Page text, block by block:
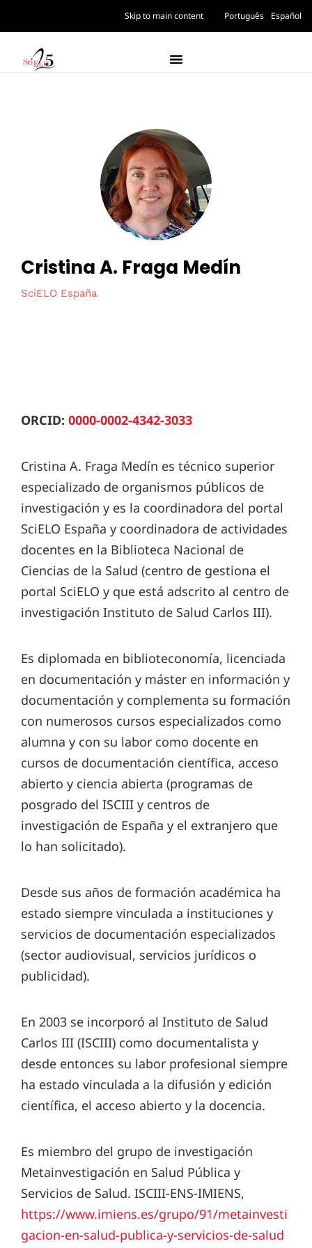
Skip to main content Português Español
Cristina A. Fraga Medín
SciELO España
ORCID: 0000-0002-4342-3033
Cristina A. Fraga Medín es técnico superior
especializado de organismos públicos de
investigación y es la coordinadora del portal
SciELO España y coordinadora de actividades
docentes en la Biblioteca Nacional de
Ciencias de la Salud (centro de gestiona el
portal SciELO y que está adscrito al centro de
investigación Instituto de Salud Carlos III).
Es diplomada en biblioteconomía, licenciada
en documentación y máster en información y
documentación y complementa su formación
con numerosos cursos especializados como
alumna y con su labor como docente en
cursos de documentación científica, acceso
abierto y ciencia abierta (programas de
posgrado del ISCIII y centros de
investigación de España y el extranjero que
lo han solicitado).
Desde sus años de formación académica ha
estado siempre vinculada a instituciones y
servicios de documentación especializados
(sector audiovisual, servicios jurídicos o
publicidad).
En 2003 se incorporó al Instituto de Salud
Carlos III (ISCIII) como documentalista y
desde entonces su labor profesional siempre
ha estado vinculada a la difusión y edición
científica, el acceso abierto y la docencia.
Es miembro del grupo de investigación
Metainvestigación en Salud Pública y
Servicios de Salud. ISCIII-ENS-IMIENS,
https://www.imiens.es/grupo/91/metainvesti
gacion-en-salud-publica-y-servicios-de-salud